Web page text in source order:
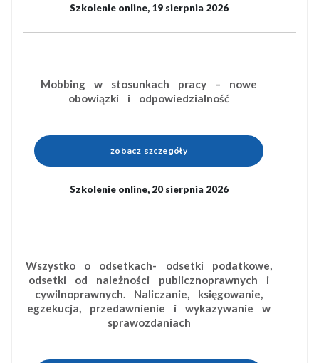
Szkolenie online, 19 sierpnia 2026
Mobbing w stosunkach pracy – nowe
obowiązki i odpowiedzialność
zobacz szczegóły
Szkolenie online, 20 sierpnia 2026
Wszystko o odsetkach- odsetki podatkowe,
odsetki od należności publicznoprawnych i
cywilnoprawnych. Naliczanie, księgowanie,
egzekucja, przedawnienie i wykazywanie w
sprawozdaniach